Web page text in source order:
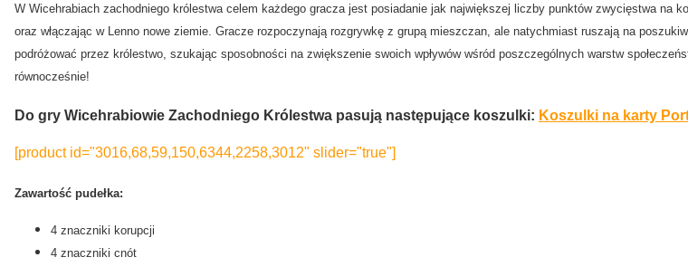
W Wicehrabiach zachodniego królestwa celem każdego gracza jest posiadanie jak największej liczby punktów zwycięstwa
oraz włączając w Lenno nowe ziemie. Gracze rozpoczynają rozgrywkę z grupą mieszczan, ale natychmiast ruszają na
podróżować przez królestwo, szukając sposobności na zwiększenie swoich wpływów wśród poszczególnych warstw
równocześnie!
Do gry Wicehrabiowie Zachodniego Królestwa pasują następujące koszulki: Koszulki na karty
[product id="3016,68,59,150,6344,2258,3012" slider="true"]
Zawartość pudełka:
4 znaczniki korupcji
4 znaczniki cnót